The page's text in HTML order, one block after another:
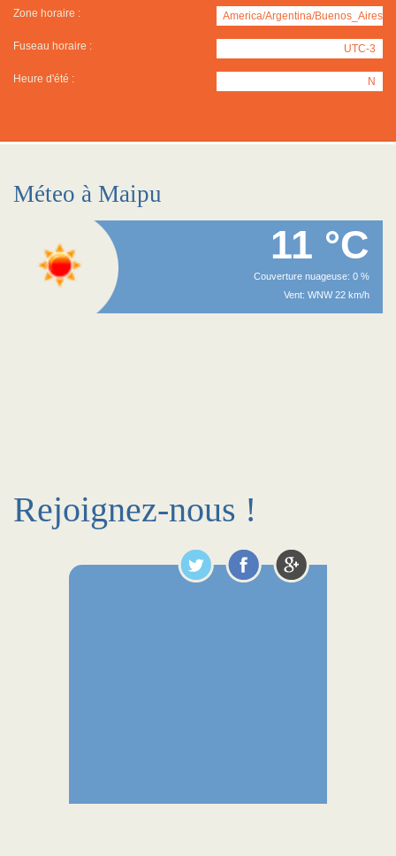
Zone horaire : America/Argentina/Buenos_Aires
Fuseau horaire : UTC-3
Heure d'été : N
Méteo à Maipu
11 °C
Couverture nuageuse: 0 %
Vent: WNW 22 km/h
Rejoignez-nous !